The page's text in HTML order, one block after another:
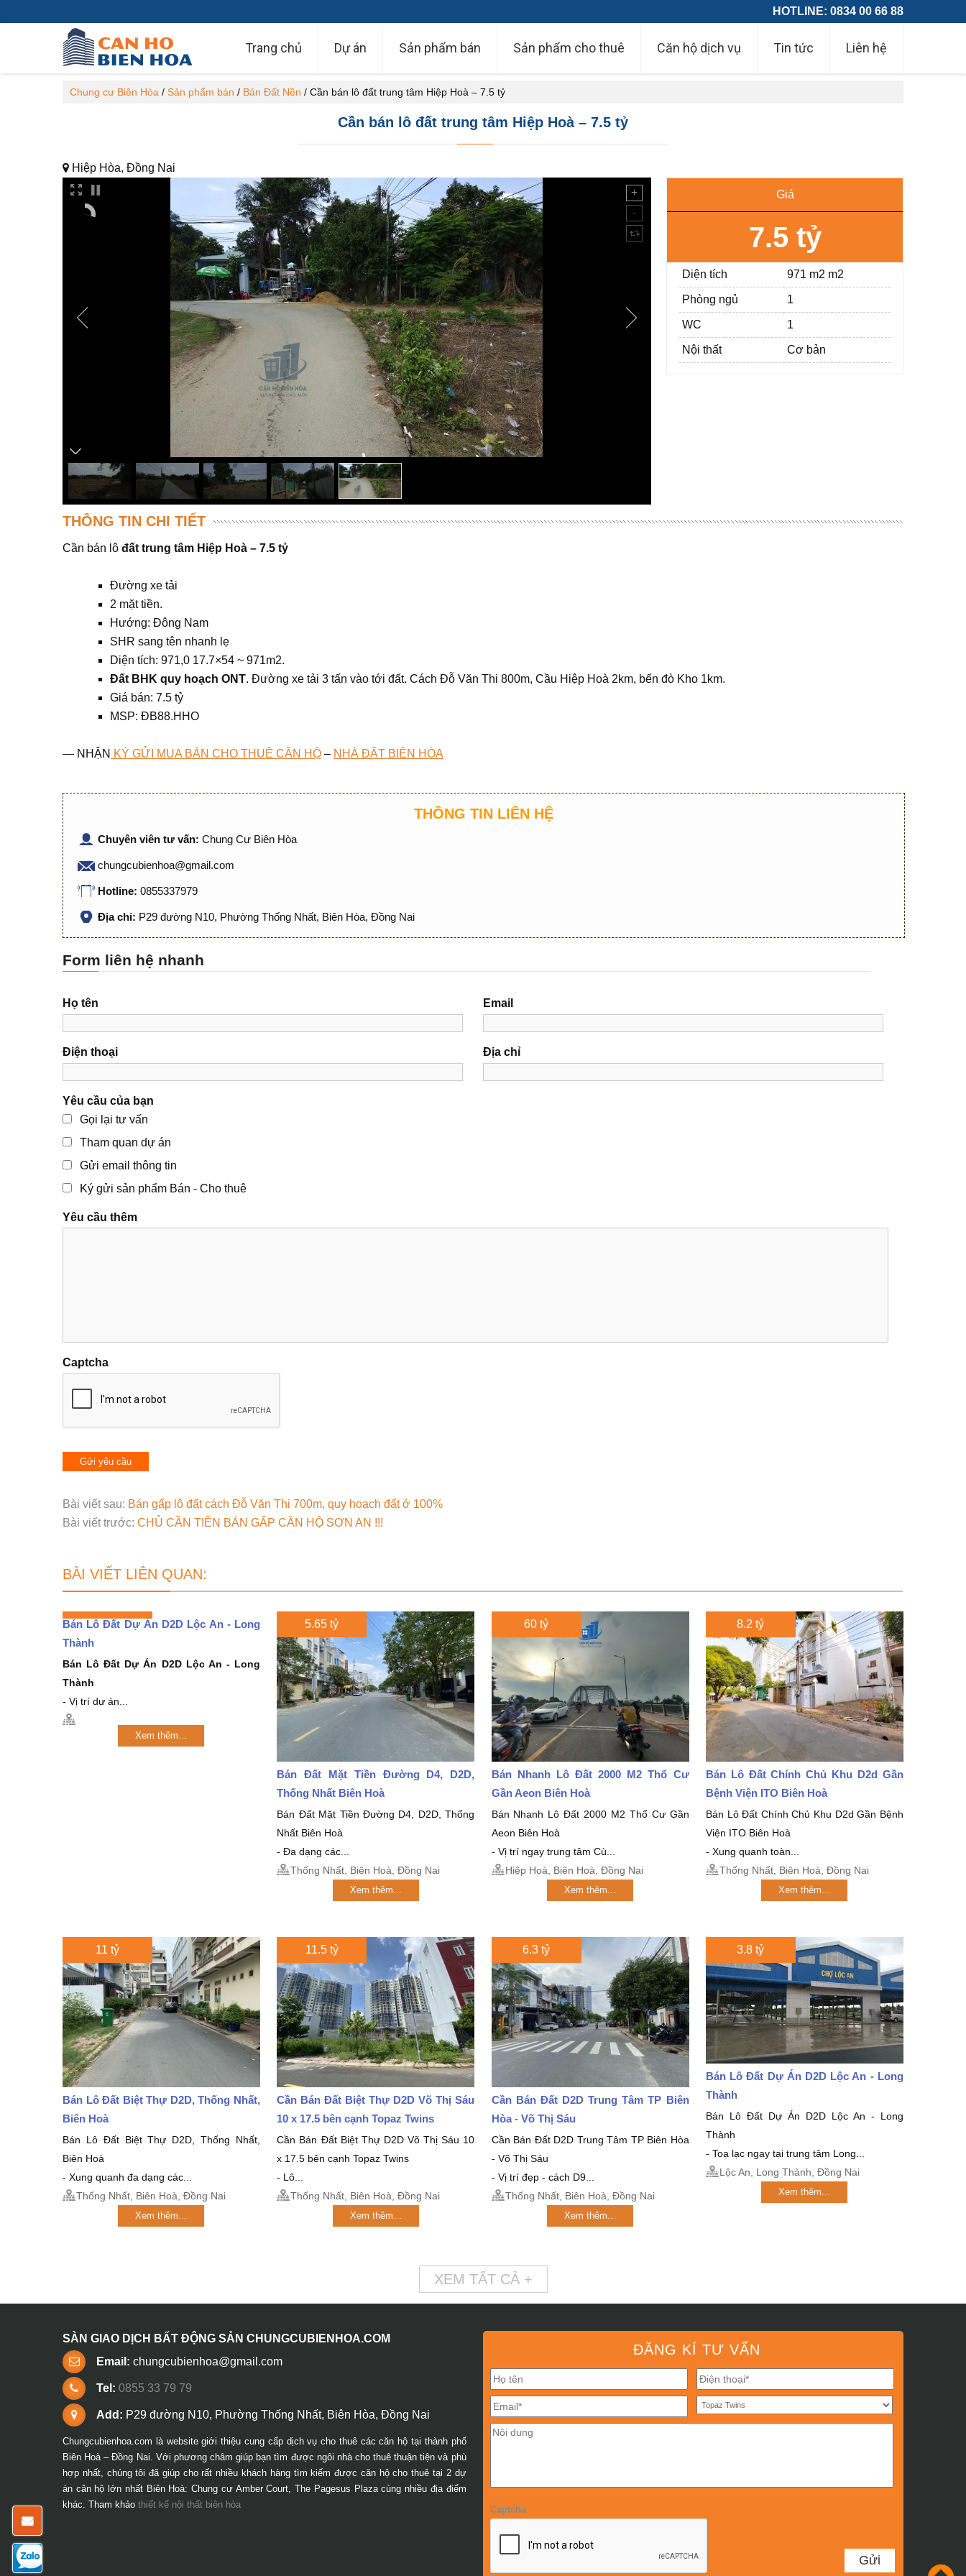
HOTLINE: 0834 00 66 88
Trang chủ Dự án Sản phẩm bán Sản phẩm cho thuê Căn hộ dịch vụ Tin tức Liên hệ
Chung cư Biên Hòa / Sản phẩm bán / Bán Đất Nền / Cần bán lô đất trung tâm Hiệp Hoà – 7.5 tỷ
Cần bán lô đất trung tâm Hiệp Hoà – 7.5 tỷ
Hiệp Hòa, Đồng Nai
Giá
7.5 tỷ
Diện tích 971 m2 m2
Phòng ngủ 1
WC 1
Nội thất Cơ bản
THÔNG TIN CHI TIẾT
Cần bán lô đất trung tâm Hiệp Hoà – 7.5 tỷ
Đường xe tải
2 mặt tiền.
Hướng: Đông Nam
SHR sang tên nhanh lẹ
Diện tích: 971,0 17.7×54 ~ 971m2.
Đất BHK quy hoạch ONT. Đường xe tải 3 tấn vào tới đất. Cách Đỗ Văn Thi 800m, Cầu Hiệp Hoà 2km, bến đò Kho 1km.
Giá bán: 7.5 tỷ
MSP: ĐB88.HHO
— NHẬN KÝ GỬI MUA BÁN CHO THUÊ CĂN HỘ – NHÀ ĐẤT BIÊN HÒA
THÔNG TIN LIÊN HỆ
Chuyên viên tư vấn: Chung Cư Biên Hòa
chungcubienhoa@gmail.com
Hotline: 0855337979
Địa chỉ: P29 đường N10, Phường Thống Nhất, Biên Hòa, Đồng Nai
Form liên hệ nhanh
Họ tên Email
Điện thoại Địa chỉ
Yêu cầu của bạn
Gọi lại tư vấn
Tham quan dự án
Gửi email thông tin
Ký gửi sản phẩm Bán - Cho thuê
Yêu cầu thêm
Captcha
Bài viết sau: Bán gấp lô đất cách Đỗ Văn Thi 700m, quy hoạch đất ở 100%
Bài viết trước: CHỦ CẦN TIỀN BÁN GẤP CĂN HỘ SƠN AN !!!
BÀI VIẾT LIÊN QUAN:
Bán Lô Đất Dự Án D2D Lộc An - Long
Thành
Bán Lô Đất Dự Án D2D Lộc An - Long
Thành
- Vị trí dự án...
Xem thêm...
5.65 tỷ
Bán Đất Mặt Tiền Đường D4, D2D,
Thống Nhất Biên Hoà
Bán Đất Mặt Tiền Đường D4, D2D, Thống
Nhất Biên Hoà
- Đa dạng các...
Thống Nhất, Biên Hoà, Đồng Nai
Xem thêm...
60 tỷ
Bán Nhanh Lô Đất 2000 M2 Thổ Cư
Gần Aeon Biên Hoà
Bán Nhanh Lô Đất 2000 M2 Thổ Cư Gần
Aeon Biên Hoà
- Vị trí ngay trung tâm Cù...
Hiệp Hoà, Biên Hoà, Đồng Nai
Xem thêm...
8.2 tỷ
Bán Lô Đất Chính Chủ Khu D2d Gần
Bệnh Viện ITO Biên Hoà
Bán Lô Đất Chính Chủ Khu D2d Gần Bệnh
Viện ITO Biên Hoà
- Xung quanh toàn...
Thống Nhất, Biên Hoà, Đồng Nai
Xem thêm...
11 tỷ
Bán Lô Đất Biệt Thự D2D, Thống Nhất,
Biên Hoà
Bán Lô Đất Biệt Thự D2D, Thống Nhất,
Biên Hoà
- Xung quanh đa dạng các...
Thống Nhất, Biên Hoà, Đồng Nai
Xem thêm...
11.5 tỷ
Cần Bán Đất Biệt Thự D2D Võ Thị Sáu
10 x 17.5 bên cạnh Topaz Twins
Cần Bán Đất Biệt Thự D2D Võ Thị Sáu 10
x 17.5 bên cạnh Topaz Twins
- Lô...
Thống Nhất, Biên Hoà, Đồng Nai
Xem thêm...
6.3 tỷ
Cần Bán Đất D2D Trung Tâm TP Biên
Hòa - Võ Thị Sáu
Cần Bán Đất D2D Trung Tâm TP Biên Hòa
- Võ Thị Sáu
- Vị trí đẹp - cách D9...
Thống Nhất, Biên Hoà, Đồng Nai
Xem thêm...
3.8 tỷ
Bán Lô Đất Dự Án D2D Lộc An - Long
Thành
Bán Lô Đất Dự Án D2D Lộc An - Long
Thành
- Toạ lạc ngay tại trung tâm Long...
Lộc An, Long Thành, Đồng Nai
Xem thêm...
XEM TẤT CẢ +
ĐĂNG KÍ TƯ VẤN
Captcha
SÀN GIAO DỊCH BẤT ĐỘNG SẢN CHUNGCUBIENHOA.COM
Email: chungcubienhoa@gmail.com
Tel: 0855 33 79 79
Add: P29 đường N10, Phường Thống Nhất, Biên Hòa, Đồng Nai
Chungcubienhoa.com là website giới thiệu cung cấp dịch vụ cho thuê các căn hộ tại thành phố
Biên Hoà – Đồng Nai. Với phương châm giúp bạn tìm được ngôi nhà cho thuê thuận tiện và phù
hợp nhất, chúng tôi đã giúp cho rất nhiều khách hàng tìm kiếm được căn hộ cho thuê tại 2 dự
án căn hộ lớn nhất Biên Hoà: Chung cư Amber Court, The Pagesus Plaza cùng nhiều địa điểm
khác. Tham khảo thiết kế nội thất biên hòa